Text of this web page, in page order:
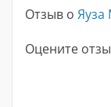
Отзыв о Яуза
Оцените